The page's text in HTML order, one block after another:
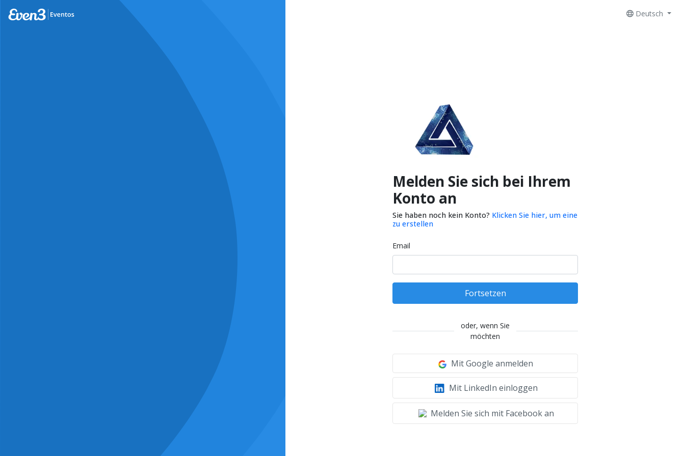
Deutsch
Melden Sie sich bei Ihrem
Konto an
Sie haben noch kein Konto? Klicken Sie hier, um eine
zu erstellen
Email
Fortsetzen
oder, wenn Sie
möchten
Mit Google anmelden
Mit LinkedIn einloggen
Melden Sie sich mit Facebook an